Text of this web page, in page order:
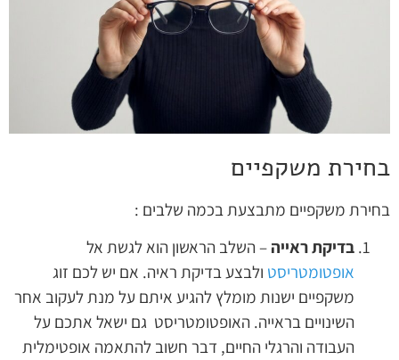
בחירת משקפיים
בחירת משקפיים מתבצעת בכמה שלבים :
בדיקת ראייה – השלב הראשון הוא לגשת אל
אופטומטריסט ולבצע בדיקת ראיה. אם יש לכם זוג
משקפיים ישנות מומלץ להגיע איתם על מנת לעקוב אחר
השינויים בראייה. האופטומטריסט גם ישאל אתכם על
העבודה והרגלי החיים, דבר חשוב להתאמה אופטימלית